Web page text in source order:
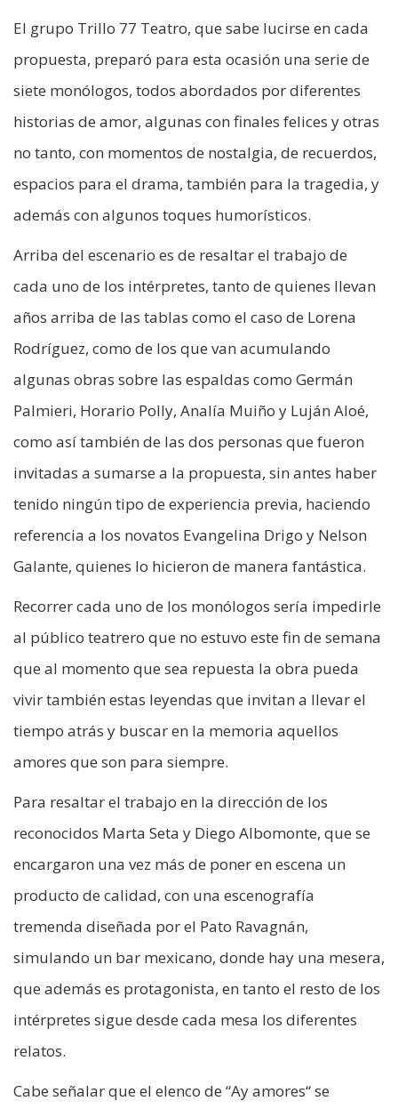
El grupo Trillo 77 Teatro, que sabe lucirse en cada
propuesta, preparó para esta ocasión una serie de
siete monólogos, todos abordados por diferentes
historias de amor, algunas con finales felices y otras
no tanto, con momentos de nostalgia, de recuerdos,
espacios para el drama, también para la tragedia, y
además con algunos toques humorísticos.
Arriba del escenario es de resaltar el trabajo de
cada uno de los intérpretes, tanto de quienes llevan
años arriba de las tablas como el caso de Lorena
Rodríguez, como de los que van acumulando
algunas obras sobre las espaldas como Germán
Palmieri, Horario Polly, Analía Muiño y Luján Aloé,
como así también de las dos personas que fueron
invitadas a sumarse a la propuesta, sin antes haber
tenido ningún tipo de experiencia previa, haciendo
referencia a los novatos Evangelina Drigo y Nelson
Galante, quienes lo hicieron de manera fantástica.
Recorrer cada uno de los monólogos sería impedirle
al público teatrero que no estuvo este fin de semana
que al momento que sea repuesta la obra pueda
vivir también estas leyendas que invitan a llevar el
tiempo atrás y buscar en la memoria aquellos
amores que son para siempre.
Para resaltar el trabajo en la dirección de los
reconocidos Marta Seta y Diego Albomonte, que se
encargaron una vez más de poner en escena un
producto de calidad, con una escenografía
tremenda diseñada por el Pato Ravagnán,
simulando un bar mexicano, donde hay una mesera,
que además es protagonista, en tanto el resto de los
intérpretes sigue desde cada mesa los diferentes
relatos.
Cabe señalar que el elenco de “Ay amores“ se